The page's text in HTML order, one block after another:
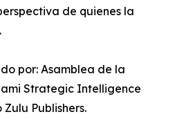
de quienes la
por: Asamblea de la
Strategic Intelligence
Publishers.